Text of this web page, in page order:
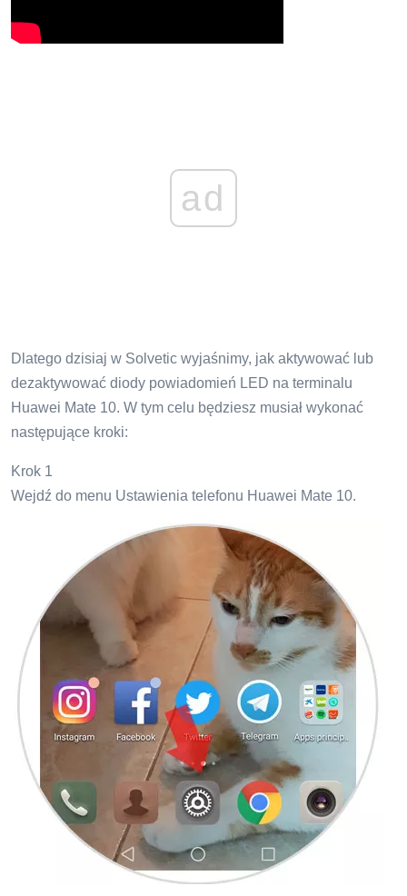
ad
Dlatego dzisiaj w Solvetic wyjaśnimy, jak aktywować lub
dezaktywować diody powiadomień LED na terminalu
Huawei Mate 10. W tym celu będziesz musiał wykonać
następujące kroki:
Krok 1
Wejdź do menu Ustawienia telefonu Huawei Mate 10.